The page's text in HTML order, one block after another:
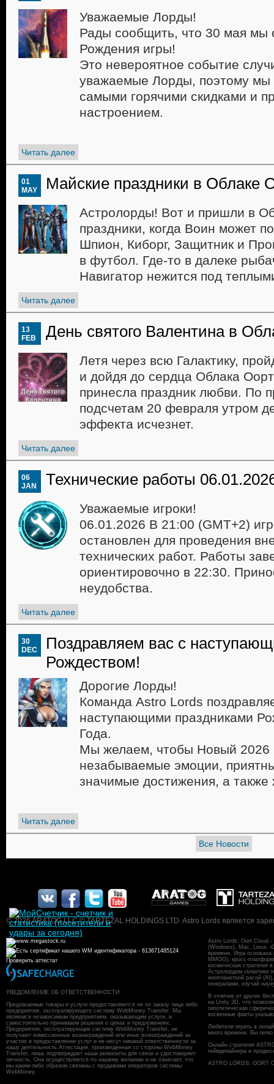
Уважаемые Лорды!
Рады сообщить, что 30 мая мы
Рождения игры!
Это невероятное событие
уважаемые Лорды, поэтому мы
самыми горячими скидками и
настроением.
Читать далее
Майские праздники в Облаке
01
MAY
Астролорды! Вот и пришли в
праздники, когда Воин может
Шпион, Киборг, Защитник и
в футбол. Где-то в далеке
Навигатор нежится под
Читать далее
День святого Валентина в
13
FEB
Летя через всю Галактику,
и дойдя до сердца Облака
принесла праздник любви. По
подсчетам 20 февраля утром
эффекта исчезнет.
Читать далее
Технические работы
06
JAN
Уважаемые игроки!
06.01.2026 В 21:00 (GMT+2)
остановлен для проведения
технических работ. Работы
ориентировочно в 22:30.
неудобства.
Читать далее
Поздравляем вас с
Рождеством!
30
DEC
Дорогие Лорды!
Команда Astro Lords
наступающими праздниками
Года.
Мы желаем, чтобы Новый 2026
незабываемые эмоции,
значимые достижения, а
Читать далее
Все Новости
© 2026 ARATOG LLC © TARTEZAL HOLDINGS LTD. Astro Lords является
Проверить аттестат
УВЕДОМЛЕНИЕ ОБ ОТВЕТСТВЕННОСТИ
Предлагаемые товары и услуги предоставляются не по заказу лица либо
предприятия, эксплуатирующего систему WebMoney Transfer. Мы
являемся независимым предприятием, оказывающим услуги, и
самостоятельно принимаем решения о ценах и предложениях.
Предприятия, эксплуатирующие систему WebMoney Transfer, не
получают комиссионных вознаграждений или иных вознаграждений за
участие в предоставлении услуг и не несут никакой ответственности за
нашу деятельность.Аттестация, произведенная со стороны WebMoney
Transfer, лишь подтверждает наши реквизиты для связи и удостоверяет
личность. Она осуществляется по нашему желанию и не означает, что
мы каким-либо образом связаны с продажами операторов системы
WebMoney.
Astro Lords: Oort Cloud -
(Windows), Mac, Linux,
времени. Игра основана
MMOG), кросс-
космическая стратегия
Астролордом галактики
инопланетной расой
генералами, изучай
В отличие от других
на Unity 3D, что
гипотетическая
косвенные факты
Любители играть в
много времени. Вы
Онлайн стратегия
геймдизайнера и
ASTRO LORDS: OORT